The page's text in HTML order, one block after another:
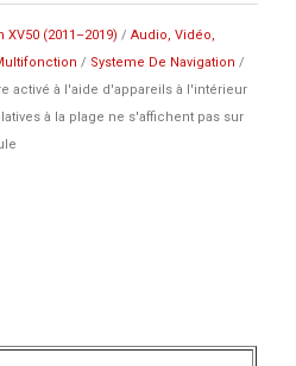
(2011–2019) /Audio, Vidéo,
/ Systeme De Navigation /
activé à l'aide d'appareils à l'intérieur
à la plage ne s'affichent pas sur